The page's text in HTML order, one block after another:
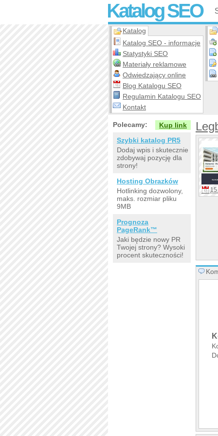
Katalog SEO
Katalog
Katalog SEO - informacje
Statystyki SEO
Materiały reklamowe
Odwiedzający online
Blog Katalogu SEO
Regulamin Katalogu SEO
Kontakt
15
Polecamy:
Kup link
Szybki katalog PR5
Dodaj wpis i skutecznie
zdobywaj pozycję dla
strony!
Hosting Obrazków
Hotlinking dozwolony,
maks. rozmiar pliku
9MB
Prognoza
PageRank™
Jaki będzie nowy PR
Twojej strony? Wysoki
procent skuteczności!